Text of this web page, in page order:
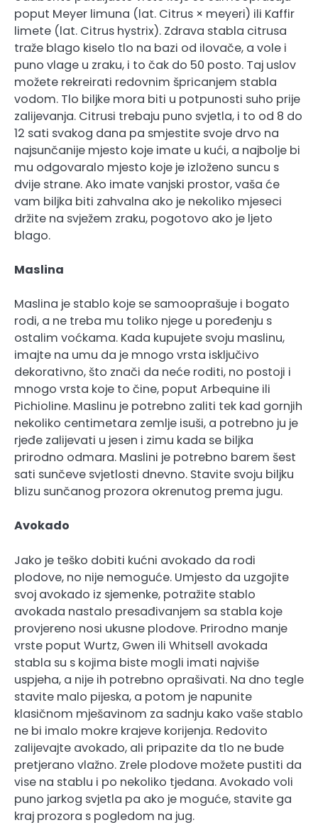
poput Meyer limuna (lat. Citrus × meyeri) ili Kaffir
limete (lat. Citrus hystrix). Zdrava stabla citrusa
traže blago kiselo tlo na bazi od ilovače, a vole i
puno vlage u zraku, i to čak do 50 posto. Taj uslov
možete rekreirati redovnim špricanjem stabla
vodom. Tlo biljke mora biti u potpunosti suho prije
zalijevanja. Citrusi trebaju puno svjetla, i to od 8 do
12 sati svakog dana pa smjestite svoje drvo na
najsunčanije mjesto koje imate u kući, a najbolje bi
mu odgovaralo mjesto koje je izloženo suncu s
dvije strane. Ako imate vanjski prostor, vaša će
vam biljka biti zahvalna ako je nekoliko mjeseci
držite na svježem zraku, pogotovo ako je ljeto
blago.
Maslina
Maslina je stablo koje se samooprašuje i bogato
rodi, a ne treba mu toliko njege u poređenju s
ostalim voćkama. Kada kupujete svoju maslinu,
imajte na umu da je mnogo vrsta isključivo
dekorativno, što znači da neće roditi, no postoji i
mnogo vrsta koje to čine, poput Arbequine ili
Pichioline. Maslinu je potrebno zaliti tek kad gornjih
nekoliko centimetara zemlje isuši, a potrebno ju je
rjeđe zalijevati u jesen i zimu kada se biljka
prirodno odmara. Maslini je potrebno barem šest
sati sunčeve svjetlosti dnevno. Stavite svoju biljku
blizu sunčanog prozora okrenutog prema jugu.
Avokado
Jako je teško dobiti kućni avokado da rodi
plodove, no nije nemoguće. Umjesto da uzgojite
svoj avokado iz sjemenke, potražite stablo
avokada nastalo presađivanjem sa stabla koje
provjereno nosi ukusne plodove. Prirodno manje
vrste poput Wurtz, Gwen ili Whitsell avokada
stabla su s kojima biste mogli imati najviše
uspjeha, a nije ih potrebno oprašivati. Na dno tegle
stavite malo pijeska, a potom je napunite
klasičnom mješavinom za sadnju kako vaše stablo
ne bi imalo mokre krajeve korijenja. Redovito
zalijevajte avokado, ali pripazite da tlo ne bude
pretjerano vlažno. Zrele plodove možete pustiti da
vise na stablu i po nekoliko tjedana. Avokado voli
puno jarkog svjetla pa ako je moguće, stavite ga
kraj prozora s pogledom na jug.